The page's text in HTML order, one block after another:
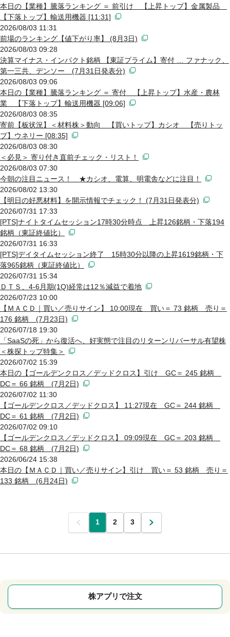
本日の【業種】騰落ランキング ＝ 前引け 【上昇トップ】金属製品
【下落トップ】輸送用機器 [11:31]
2026/08/03 11:31
前場のランキング【値下がり率】 (8月3日)
2026/08/03 09:28
決算マイナス・インパクト銘柄 【東証プライム】寄付 … ファナック、
第一三共、デンソー (7月31日発表分)
2026/08/03 09:06
本日の【業種】騰落ランキング ＝ 寄付 【上昇トップ】水産・農林
業 【下落トップ】輸送用機器 [09:06]
2026/08/03 08:35
寄前【板状況】＜材料株＞動向 【買いトップ】カシオ 【売りトッ
プ】ウネリー [08:35]
2026/08/03 08:30
＜必見＞ 寄り付き直前チェック・リスト！
2026/08/03 07:30
今朝の注目ニュース！ ★カシオ、電算、明電舎などに注目！
2026/08/02 13:30
【明日の好悪材料】を開示情報でチェック！ (7月31日発表分)
2026/07/31 17:33
[PTS]ナイトタイムセッション17時30分時点 上昇126銘柄・下落194
銘柄（東証終値比）
2026/07/31 16:33
[PTS]デイタイムセッション終了 15時30分以降の上昇1619銘柄・下
落965銘柄（東証終値比）
2026/07/31 15:34
ＤＴＳ、4-6月期(1Q)経常は12％減益で着地
2026/07/23 10:00
【ＭＡＣＤ｜買い／売りサイン】 10:00現在 買い＝ 73 銘柄 売り＝
176 銘柄 (7月23日)
2026/07/18 19:30
「SaaSの死」から復活へ、好実態で注目のリターンリバーサル有望株
＜株探トップ特集＞
2026/07/02 15:39
本日の【ゴールデンクロス／デッドクロス】引け GC＝ 245 銘柄
DC＝ 66 銘柄 (7月2日)
2026/07/02 11:30
【ゴールデンクロス／デッドクロス】 11:27現在 GC＝ 244 銘柄
DC＝ 61 銘柄 (7月2日)
2026/07/02 09:10
【ゴールデンクロス／デッドクロス】 09:09現在 GC＝ 203 銘柄
DC＝ 68 銘柄 (7月2日)
2026/06/24 15:38
本日の【ＭＡＣＤ｜買い／売りサイン】引け 買い＝ 53 銘柄 売り＝
133 銘柄 (6月24日)
前 1 2 3 次
株アプリで注文